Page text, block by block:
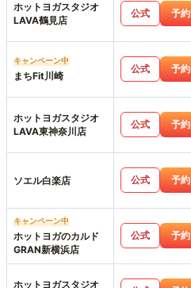
ホットヨガスタジオ
LAVA鶴見店
公式 予約
キャンペーン中
まちFit川崎
公式 予約
ホットヨガスタジオ
LAVA東神奈川店
公式 予約
ソエル白楽店 公式 予約
キャンペーン中
ホットヨガのカルド
GRAN新横浜店
公式 予約
ホットヨガスタジオ